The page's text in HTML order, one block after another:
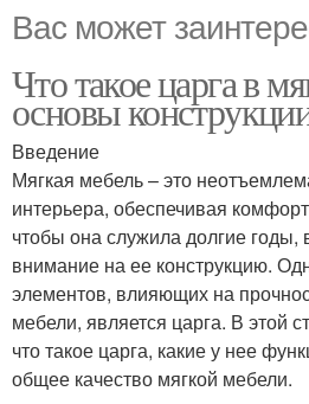
Вас может
Что такое царга в
основы
Введение
Мягкая мебель – это
интерьера, обеспечивая
чтобы она служила долгие годы,
внимание на ее конструкцию.
элементов, влияющих на
мебели, является царга. В этой
что такое царга, какие у нее
общее качество мягкой мебели.